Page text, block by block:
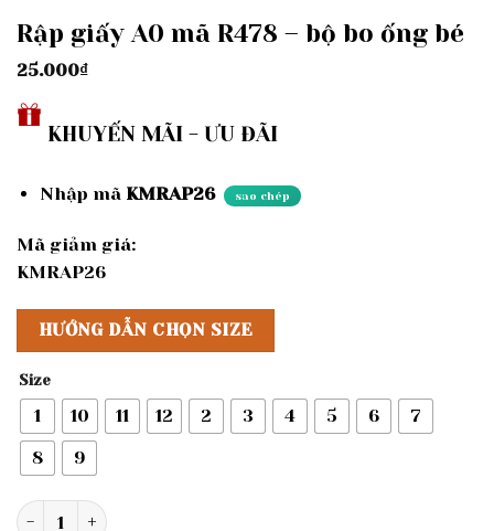
Rập giấy A0 mã R478 – bộ bo ống bé
25.000₫
KHUYẾN MÃI - ƯU ĐÃI
Nhập mã KMRAP26 sao chép
Mã giảm giá:
KMRAP26
HƯỚNG DẪN CHỌN SIZE
Size
1 10 11 12 2 3 4 5 6
7
8
9
Rập giấy A0 mã R478 - bộ bo ống bé số lượng